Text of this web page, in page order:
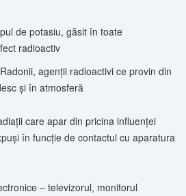
de potasiu, găsit în toate
radioactiv
agenţii radioactivi ce provin din
şi în atmosferă
care apar din pricina influenţei
în funcţie de contactul cu aparatura
– televizorul, monitorul